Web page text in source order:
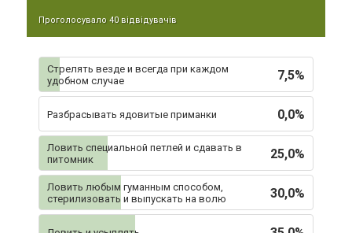
Проголосувало 40 відвідувачів
7,5%
Стрелять везде и всегда при каждом
удобном случае
0,0%
Разбрасывать ядовитые приманки
25,0%
Ловить специальной петлей и сдавать в
питомник
30,0%
Ловить любым гуманным способом,
стерилизовать и выпускать на волю